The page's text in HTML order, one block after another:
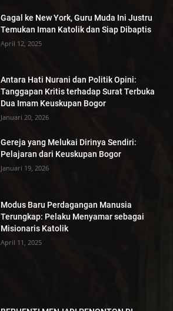
Gagal ke New York, Guru Muda Ini Justru
Temukan Iman Katolik dan Siap Dibaptis
April 12, 2025
Antara Hati Nurani dan Politik Opini:
Tanggapan Kritis terhadap Surat Terbuka
Dua Imam Keuskupan Bogor
Januari 20, 2026
Gereja yang Melukai Dirinya Sendiri:
Pelajaran dari Keuskupan Bogor
Januari 19, 2026
Modus Baru Perdagangan Manusia
Terungkap: Pelaku Menyamar sebagai
Misionaris Katolik
April 11, 2025